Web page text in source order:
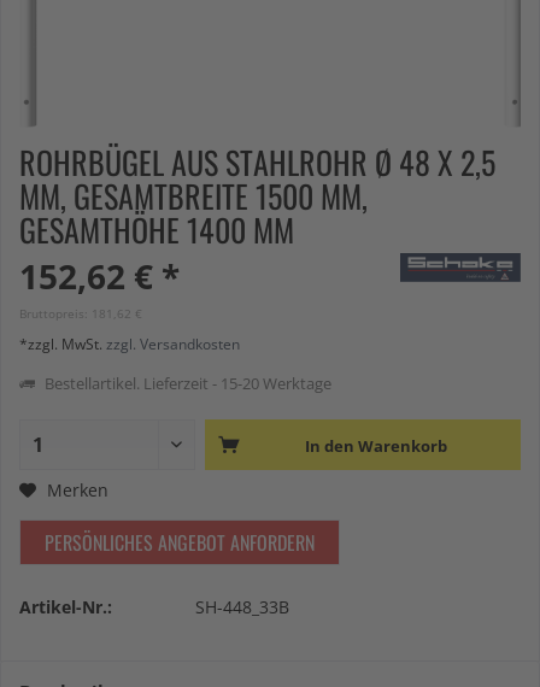
ROHRBÜGEL AUS STAHLROHR Ø 48 X 2,5
MM, GESAMTBREITE 1500 MM,
GESAMTHÖHE 1400 MM
152,62 € *
Bruttopreis: 181,62 €
*zzgl. MwSt. zzgl. Versandkosten
Bestellartikel. Lieferzeit - 15-20 Werktage
In den Warenkorb
Merken
PERSÖNLICHES ANGEBOT ANFORDERN
Artikel-Nr.: SH-448_33B